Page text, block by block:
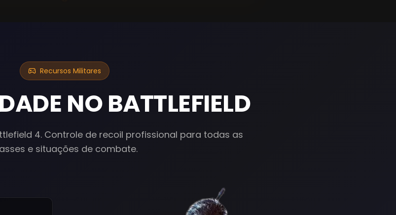
Recursos Militares
NO BATTLEFIELD
4. Controle de recoil profissional para todas as
e situações de combate.